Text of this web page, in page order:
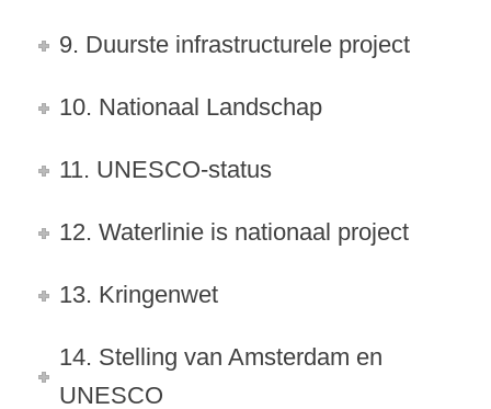
9. Duurste infrastructurele project
10. Nationaal Landschap
11. UNESCO-status
12. Waterlinie is nationaal project
13. Kringenwet
14. Stelling van Amsterdam en
UNESCO